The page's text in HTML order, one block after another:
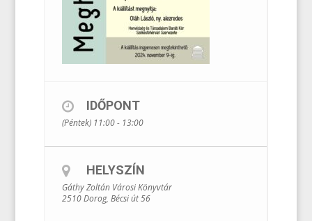
IDŐPONT
(Péntek) 11:00 - 13:00
HELYSZÍN
Gáthy Zoltán Városi Könyvtár
2510 Dorog, Bécsi út 56